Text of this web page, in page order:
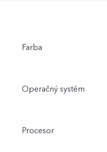
Farba
Operačný systém
Procesor